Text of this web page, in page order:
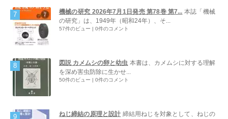
機械の研究 2026年7月1日発売 第78巻 第7... 本誌「機械
の研究」は、1949年（昭和24年）、そ...
57件のビュー | 0件のコメント
図説 カメムシの卵と幼虫 本書は、カメムシに対する理解
を深め害虫防除に生かせ...
50件のビュー | 0件のコメント
ねじ締結の原理と設計 締結用ねじを対象として、ねじの